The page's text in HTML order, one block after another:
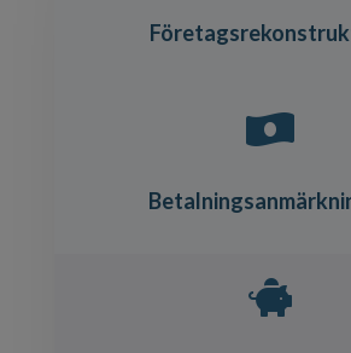

